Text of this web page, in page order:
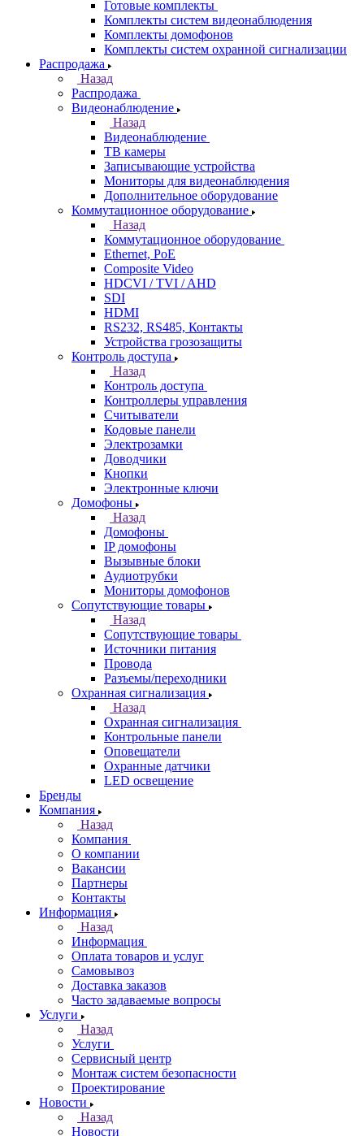
Готовые комплекты
Комплекты систем видеонаблюдения
Комплекты домофонов
Комплекты систем охранной сигнализации
Распродажа
Назад
Распродажа
Видеонаблюдение
Назад
Видеонаблюдение
ТВ камеры
Записывающие устройства
Мониторы для видеонаблюдения
Дополнительное оборудование
Коммутационное оборудование
Назад
Коммутационное оборудование
Ethernet, PoE
Composite Video
HDCVI / TVI / AHD
SDI
HDMI
RS232, RS485, Контакты
Устройства грозозащиты
Контроль доступа
Назад
Контроль доступа
Контроллеры управления
Считыватели
Кодовые панели
Электрозамки
Доводчики
Кнопки
Электронные ключи
Домофоны
Назад
Домофоны
IP домофоны
Вызывные блоки
Аудиотрубки
Мониторы домофонов
Сопутствующие товары
Назад
Сопутствующие товары
Источники питания
Провода
Разъемы/переходники
Охранная сигнализация
Назад
Охранная сигнализация
Контрольные панели
Оповещатели
Охранные датчики
LED освещение
Бренды
Компания
Назад
Компания
О компании
Вакансии
Партнеры
Контакты
Информация
Назад
Информация
Оплата товаров и услуг
Самовывоз
Доставка заказов
Часто задаваемые вопросы
Услуги
Назад
Услуги
Сервисный центр
Монтаж систем безопасности
Проектирование
Новости
Назад
Новости